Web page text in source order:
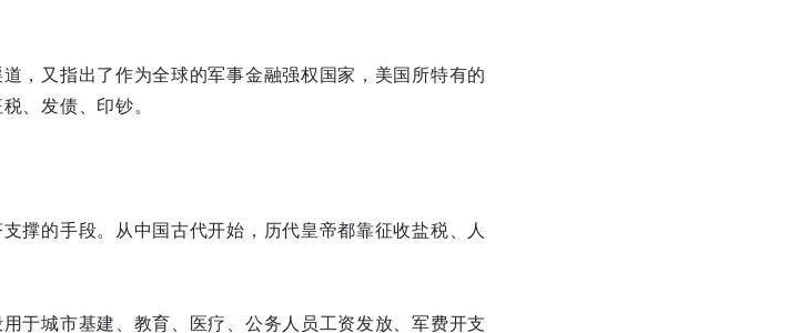
，又指出了作为全球的军事金融强权国家，美国所特有的
、发债、印钞。
撑的手段。从中国古代开始，历代皇帝都靠征收盐税、人
于城市基建、教育、医疗、公务人员工资发放、军费开支